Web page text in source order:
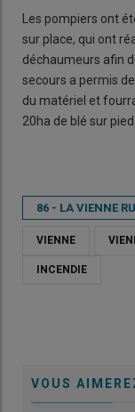
Les pompiers ont
sur place, qui ont
déchaumeurs afin
secours a permis
du matériel et
20ha de blé sur pied.
86 - LA VIENNE
VIENNE
INCENDIE
VOUS